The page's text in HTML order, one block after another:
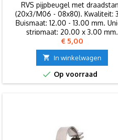
RVS pijpbeugel met
(20x3/M06 - 08x80). Kwaliteit:
Buismaat: 12.00 - 13.00 mm.
stripmaat: 20.00 x 3.00 mm.
Betrouwbare leverancier voor
voedingsmiddelen- en
industrie.
Prijs
€ 5,00
 In winkelwagen
 Op voorraad